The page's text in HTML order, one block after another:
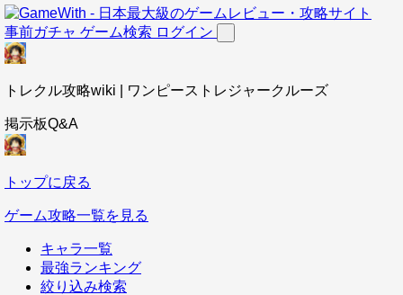
事前ガチャ ゲーム検索 ログイン
トレクル攻略wiki | ワンピーストレジャークルーズ
掲示板Q&A
トップに戻る
ゲーム攻略一覧を見る
キャラ一覧
最強ランキング
絞り込み検索